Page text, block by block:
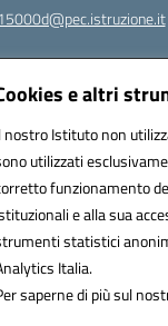
e altri
nostro Istituto non
utilizzati
funzionamento
e alla sua
statistici
Italia.
saperne di più sul